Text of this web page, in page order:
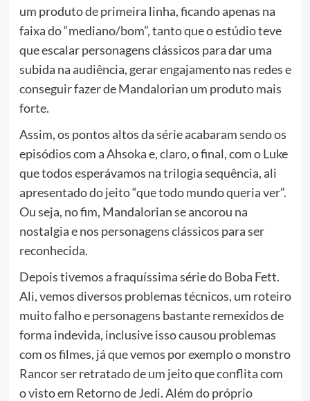
um produto de primeira linha, ficando apenas na
faixa do “mediano/bom”, tanto que o estúdio teve
que escalar personagens clássicos para dar uma
subida na audiência, gerar engajamento nas redes e
conseguir fazer de Mandalorian um produto mais
forte.
Assim, os pontos altos da série acabaram sendo os
episódios com a Ahsoka e, claro, o final, com o Luke
que todos esperávamos na trilogia sequência, ali
apresentado do jeito “que todo mundo queria ver”.
Ou seja, no fim, Mandalorian se ancorou na
nostalgia e nos personagens clássicos para ser
reconhecida.
Depois tivemos a fraquíssima série do Boba Fett.
Ali, vemos diversos problemas técnicos, um roteiro
muito falho e personagens bastante remexidos de
forma indevida, inclusive isso causou problemas
com os filmes, já que vemos por exemplo o monstro
Rancor ser retratado de um jeito que conflita com
o visto em Retorno de Jedi. Além do próprio